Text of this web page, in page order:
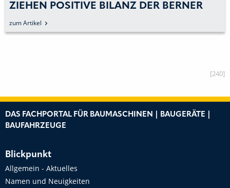
ZIEHEN POSITIVE BILANZ DER BERNER
BAUMASCHINEN-MESSE 2014
zum Artikel
[240]
DAS FACHPORTAL FÜR BAUMASCHINEN | BAUGERÄTE |
BAUFAHRZEUGE
Blickpunkt
Allgemein - Aktuelles
Namen und Neuigkeiten